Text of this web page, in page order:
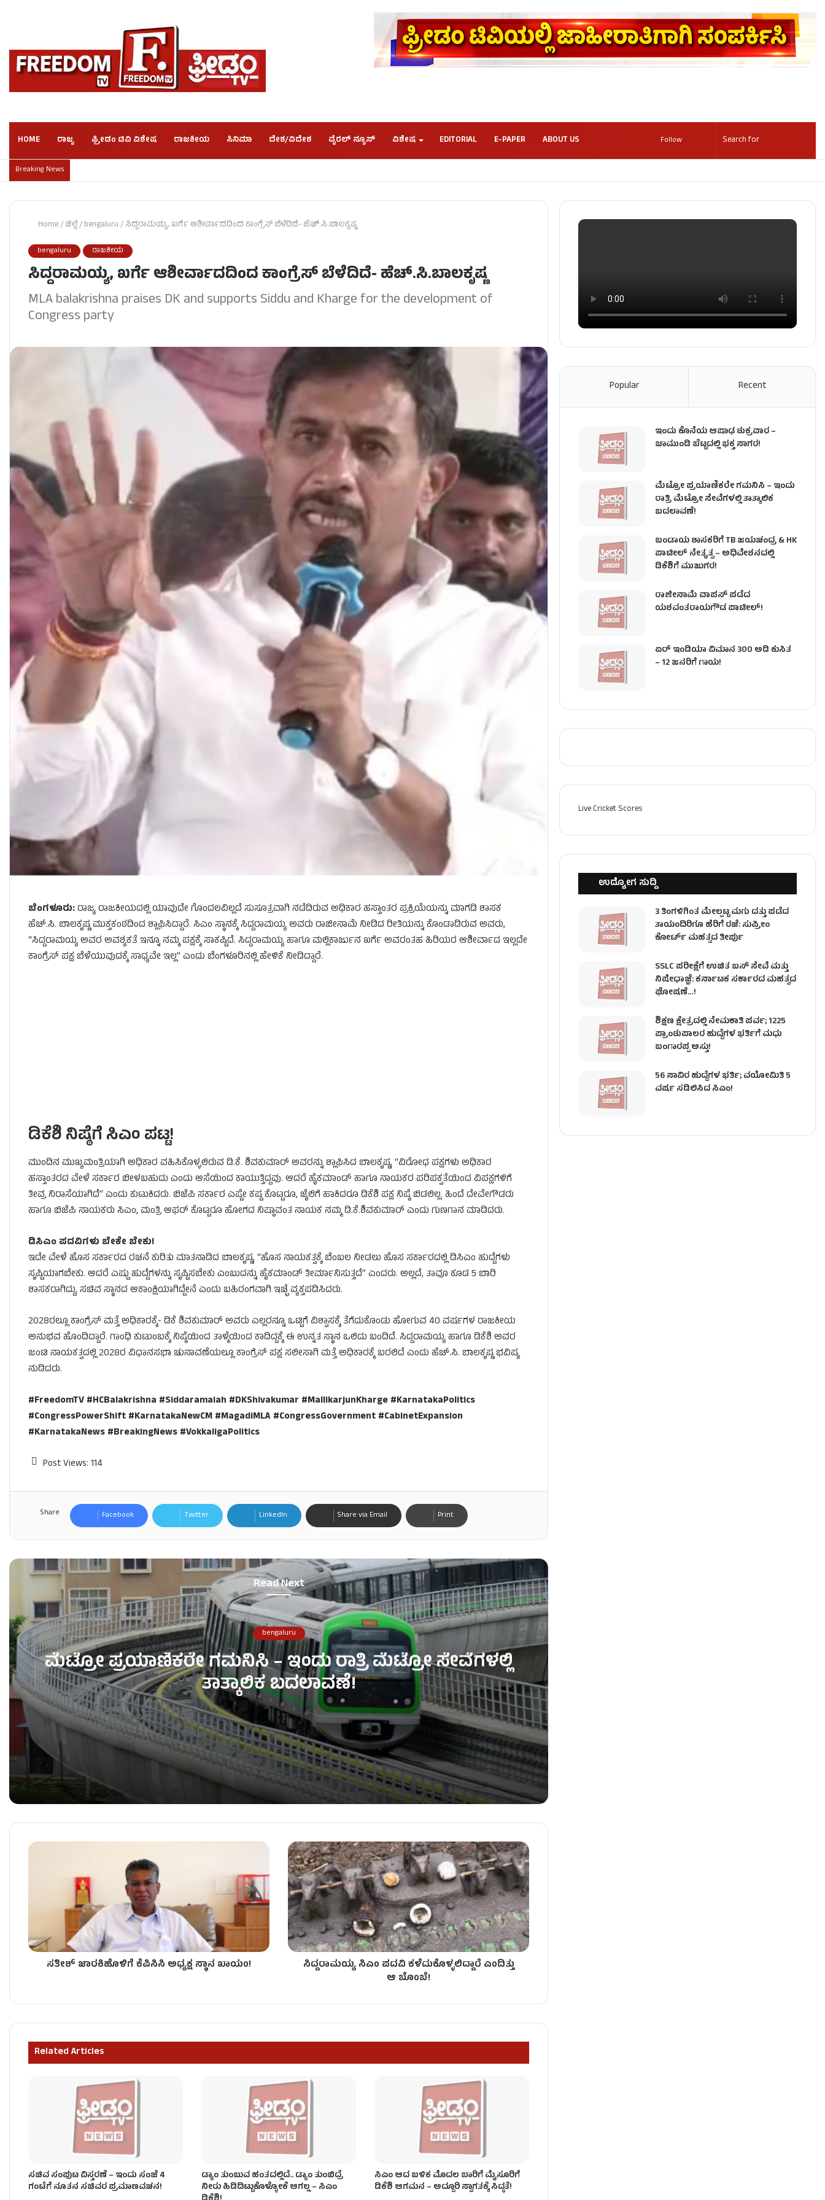
HOME ರಾಜ್ಯ ಫ್ರೀಡಂ ಟಿವಿ ವಿಶೇಷ ರಾಜಕೀಯ ಸಿನಿಮಾ ದೇಶ/ವಿದೇಶ ವೈರಲ್ ನ್ಯೂಸ್ ವಿಶೇಷ EDITORIAL E-PAPER ABOUT US Follow
Breaking News
Home/ಜಿಲ್ಲೆ/bengaluru/ಸಿದ್ದರಾಮಯ್ಯ, ಖರ್ಗೆ ಆಶೀರ್ವಾದದಿಂದ ಕಾಂಗ್ರೆಸ್ ಬೆಳೆದಿದೆ- ಹೆಚ್.ಸಿ.ಬಾಲಕೃಷ್ಣ
bengaluru ರಾಜಕೀಯ
ಸಿದ್ದರಾಮಯ್ಯ, ಖರ್ಗೆ ಆಶೀರ್ವಾದದಿಂದ ಕಾಂಗ್ರೆಸ್ ಬೆಳೆದಿದೆ- ಹೆಚ್.ಸಿ.ಬಾಲಕೃಷ್ಣ
MLA balakrishna praises DK and supports Siddu and Kharge for the development of
Congress party
ಬೆಂಗಳೂರು:ರಾಜ್ಯ ರಾಜಕೀಯದಲ್ಲಿ ಯಾವುದೇ ಗೊಂದಲವಿಲ್ಲದೆ ಸುಸೂತ್ರವಾಗಿ ನಡೆದಿರುವ ಅಧಿಕಾರ ಹಸ್ತಾಂತರ ಪ್ರಕ್ರಿಯೆಯನ್ನು ಮಾಗಡಿ ಶಾಸಕ
ಹೆಚ್.ಸಿ. ಬಾಲಕೃಷ್ಣ ಮುಕ್ತಕಂಠದಿಂದ ಶ್ಲಾಘಿಸಿದ್ದಾರೆ. ಸಿಎಂ ಸ್ಥಾನಕ್ಕೆ ಸಿದ್ದರಾಮಯ್ಯ ಅವರು ರಾಜೀನಾಮೆ ನೀಡಿದ ರೀತಿಯನ್ನು ಕೊಂಡಾಡಿರುವ ಅವರು,
“ಸಿದ್ದರಾಮಯ್ಯ ಅವರ ಅವಶ್ಯಕತೆ ಇನ್ನೂ ನಮ್ಮ ಪಕ್ಷಕ್ಕೆ ಸಾಕಷ್ಟಿದೆ. ಸಿದ್ದರಾಮಯ್ಯ ಹಾಗೂ ಮಲ್ಲಿಕಾರ್ಜುನ ಖರ್ಗೆ ಅವರಂತಹ ಹಿರಿಯರ ಆಶೀರ್ವಾದ ಇಲ್ಲದೇ
ಕಾಂಗ್ರೆಸ್ ಪಕ್ಷ ಬೆಳೆಯುವುದಕ್ಕೆ ಸಾಧ್ಯವೇ ಇಲ್ಲ” ಎಂದು ಬೆಂಗಳೂರಿನಲ್ಲಿ ಹೇಳಿಕೆ ನೀಡಿದ್ದಾರೆ.
ಡಿಕೆಶಿ ನಿಷ್ಠೆಗೆ ಸಿಎಂ ಪಟ್ಟ!
ಮುಂದಿನ ಮುಖ್ಯಮಂತ್ರಿಯಾಗಿ ಅಧಿಕಾರ ವಹಿಸಿಕೊಳ್ಳಲಿರುವ ಡಿ.ಕೆ. ಶಿವಕುಮಾರ್ ಅವರನ್ನು ಶ್ಲಾಘಿಸಿದ ಬಾಲಕೃಷ್ಣ, “ವಿರೋಧ ಪಕ್ಷಗಳು ಅಧಿಕಾರ
ಹಸ್ತಾಂತರದ ವೇಳೆ ಸರ್ಕಾರ ಬೀಳಬಹುದು ಎಂದು ಆಸೆಯಿಂದ ಕಾಯುತ್ತಿದ್ದವು. ಆದರೆ ಹೈಕಮಾಂಡ್ ಹಾಗೂ ನಾಯಕರ ಪರಿಪಕ್ವತೆಯಿಂದ ವಿಪಕ್ಷಗಳಿಗೆ
ತೀವ್ರ ನಿರಾಸೆಯಾಗಿದೆ” ಎಂದು ಕುಟುಕಿದರು. ಬಿಜೆಪಿ ಸರ್ಕಾರ ಎಷ್ಟೇ ಕಷ್ಟ ಕೊಟ್ಟರೂ, ಜೈಲಿಗೆ ಹಾಕಿದರೂ ಡಿಕೆಶಿ ಪಕ್ಷ ನಿಷ್ಠೆ ಬಿಡಲಿಲ್ಲ. ಹಿಂದೆ ದೇವೇಗೌಡರು
ಹಾಗೂ ಬಿಜೆಪಿ ನಾಯಕರು ಸಿಎಂ, ಮಂತ್ರಿ ಆಫರ್ ಕೊಟ್ಟರೂ ಹೋಗದ ನಿಷ್ಠಾವಂತ ನಾಯಕ ನಮ್ಮ ಡಿ.ಕೆ.ಶಿವಕುಮಾರ್ ಎಂದು ಗುಣಗಾನ ಮಾಡಿದರು.
ಡಿಸಿಎಂ ಪದವಿಗಳು ಬೇಕೇ ಬೇಕು!
ಇದೇ ವೇಳೆ ಹೊಸ ಸರ್ಕಾರದ ರಚನೆ ಕುರಿತು ಮಾತನಾಡಿದ ಬಾಲಕೃಷ್ಣ, “ಹೊಸ ನಾಯಕತ್ವಕ್ಕೆ ಬೆಂಬಲ ನೀಡಲು ಹೊಸ ಸರ್ಕಾರದಲ್ಲಿ ಡಿಸಿಎಂ ಹುದ್ದೆಗಳು
ಸೃಷ್ಟಿಯಾಗಬೇಕು. ಆದರೆ ಎಷ್ಟು ಹುದ್ದೆಗಳನ್ನು ಸೃಷ್ಟಿಸಬೇಕು ಎಂಬುದನ್ನು ಹೈಕಮಾಂಡ್ ತೀರ್ಮಾನಿಸುತ್ತದೆ” ಎಂದರು. ಅಲ್ಲದೆ, ತಾವೂ ಕೂಡ 5 ಬಾರಿ
ಶಾಸಕರಾಗಿದ್ದು, ಸಚಿವ ಸ್ಥಾನದ ಆಕಾಂಕ್ಷಿಯಾಗಿದ್ದೇನೆ ಎಂದು ಬಹಿರಂಗವಾಗಿ ಇಚ್ಛೆ ವ್ಯಕ್ತಪಡಿಸಿದರು.
2028ರಲ್ಲೂ ಕಾಂಗ್ರೆಸ್ ಮತ್ತೆ ಅಧಿಕಾರಕ್ಕೆ- ಡಿಕೆ ಶಿವಕುಮಾರ್ ಅವರು ಎಲ್ಲರನ್ನೂ ಒಟ್ಟಿಗೆ ವಿಶ್ವಾಸಕ್ಕೆ ತೆಗೆದುಕೊಂಡು ಹೋಗುವ 40 ವರ್ಷಗಳ ರಾಜಕೀಯ
ಅನುಭವ ಹೊಂದಿದ್ದಾರೆ. ಗಾಂಧಿ ಕುಟುಂಬಕ್ಕೆ ನಿಷ್ಠೆಯಿಂದ ತಾಳ್ಮೆಯಿಂದ ಕಾದಿದ್ದಕ್ಕೆ ಈ ಉನ್ನತ ಸ್ಥಾನ ಒಲಿದು ಬಂದಿದೆ. ಸಿದ್ದರಾಮಯ್ಯ ಹಾಗೂ ಡಿಕೆಶಿ ಅವರ
ಜಂಟಿ ನಾಯಕತ್ವದಲ್ಲಿ 2028ರ ವಿಧಾನಸಭಾ ಚುನಾವಣೆಯಲ್ಲೂ ಕಾಂಗ್ರೆಸ್ ಪಕ್ಷ ಸಲೀಸಾಗಿ ಮತ್ತೆ ಅಧಿಕಾರಕ್ಕೆ ಬರಲಿದೆ ಎಂದು ಹೆಚ್.ಸಿ. ಬಾಲಕೃಷ್ಣ ಭವಿಷ್ಯ
ನುಡಿದರು.
#FreedomTV #HCBalakrishna #Siddaramaiah #DKShivakumar #MallikarjunKharge #KarnatakaPolitics
#CongressPowerShift #KarnatakaNewCM #MagadiMLA #CongressGovernment #CabinetExpansion
#KarnatakaNews #BreakingNews #VokkaligaPolitics
Post Views: 114
Share Facebook Twitter LinkedIn Share via Email Print
Read Next
bengaluru
ಮೆಟ್ರೋ ಪ್ರಯಾಣಿಕರೇ ಗಮನಿಸಿ – ಇಂದು ರಾತ್ರಿ ಮೆಟ್ರೋ ಸೇವೆಗಳಲ್ಲಿ
ತಾತ್ಕಾಲಿಕ ಬದಲಾವಣೆ!
ಮೆಟ್ರೋ ಪ್ರಯಾಣಿಕರೇ ಗಮನಿಸಿ – ಇಂದು ರಾತ್ರಿ ಮೆಟ್ರೋ ಸೇವೆಗಳಲ್ಲಿ ತಾತ್ಕಾಲಿಕ ಬದಲಾವಣೆ!
ʻಕೈʼ​ ಪಾಳಯದಲ್ಲಿ ಬಂಡಾಯದ ರೋಷಾಗ್ನಿ – KPCC ಕಚೇರಿ ಎದುರು ಕಾರ್ಯಕರ್ತರ ಹೈಡ್ರಾಮಾ!
ಶಾಸಕರು ರಾಜೀನಾಮೆ ಕೊಟ್ಟರೆ ತಕ್ಷಣವೇ ಅಂಗೀಕಾರ – ಸಿಎಂ ಡಿ.ಕೆ.ಶಿವಕುಮಾರ್ ಖಡಕ್ ವಾರ್ನಿಂಗ್!
ಸಂಪುಟ ವಿಸ್ತರಣೆ ಬೆನ್ನಲ್ಲೇ ʻಕೈʼ ಪಾಳಯದಲ್ಲಿ ಭುಗಿಲೆದ್ದ ಬಂಡಾಯ!
ಸತೀಶ್ ಜಾರಕಿಹೊಳಿಗೆ ಕೆಪಿಸಿಸಿ ಅಧ್ಯಕ್ಷ ಸ್ಥಾನ ಖಾಯಂ!
ಸಿದ್ದರಾಮಯ್ಯ ಸಿಎಂ ಪದವಿ ಕಳೆದುಕೊಳ್ಳಲಿದ್ದಾರೆ ಎಂದಿತ್ತು
ಆ ಬೊಂಬೆ!
Related Articles
ಸಚಿವ ಸಂಪುಟ ವಿಸ್ತರಣೆ – ಇಂದು ಸಂಜೆ 4
ಗಂಟೆಗೆ ನೂತನ ಸಚಿವರ ಪ್ರಮಾಣವಚನ!
ಡ್ಯಾಂ ತುಂಬುವ ಹಂತದಲ್ಲಿದೆ.. ಡ್ಯಾಂ ತುಂಬಿದ್ರೆ
ನೀರು ಹಿಡಿದಿಟ್ಟುಕೊಳ್ಳೋಕೆ ಆಗಲ್ಲ – ಸಿಎಂ
ಸಿಎಂ ಆದ ಬಳಿಕ ಮೊದಲ ಬಾರಿಗೆ ಮೈಸೂರಿಗೆ
ಡಿಕೆಶಿ ಆಗಮನ – ಅದ್ದೂರಿ ಸ್ವಾಗತಕ್ಕೆ ಸಿದ್ಧತೆ!
Popular Recent
ಇಂದು ಕೊನೆಯ ಆಷಾಢ ಶುಕ್ರವಾರ –
ಚಾಮುಂಡಿ ಬೆಟ್ಟದಲ್ಲಿ ಭಕ್ತ ಸಾಗರ!
ಮೆಟ್ರೋ ಪ್ರಯಾಣಿಕರೇ ಗಮನಿಸಿ – ಇಂದು
ರಾತ್ರಿ ಮೆಟ್ರೋ ಸೇವೆಗಳಲ್ಲಿ ತಾತ್ಕಾಲಿಕ
ಬದಲಾವಣೆ!
ಬಂಡಾಯ ಶಾಸಕರಿಗೆ TB ಜಯಚಂದ್ರ & HK
ಪಾಟೀಲ್ ನೇತೃತ್ವ – ಅಧಿವೇಶನದಲ್ಲಿ
ಡಿಕೆಶಿಗೆ ಮುಜುಗರ!
ರಾಜೀನಾಮೆ ವಾಪಸ್ ಪಡೆದ
ಯಶವಂತರಾಯಗೌಡ ಪಾಟೀಲ್‌!
ಏರ್ ಇಂಡಿಯಾ ವಿಮಾನ 300 ಅಡಿ ಕುಸಿತ
– 12 ಜನರಿಗೆ ಗಾಯ!
Live Cricket Scores
ಉದ್ಯೋಗ ಸುದ್ದಿ
3 ತಿಂಗಳಿಗಿಂತ ಮೇಲ್ಪಟ್ಟ ಮಗು ದತ್ತು ಪಡೆದ
ತಾಯಂದಿರಿಗೂ ಹೆರಿಗೆ ರಜೆ: ಸುಪ್ರೀಂ
ಕೋರ್ಟ್ ಮಹತ್ವದ ತೀರ್ಪು
SSLC ಪರೀಕ್ಷೆಗೆ ಉಚಿತ ಬಸ್ ಸೇವೆ ಮತ್ತು
ನಿಷೇಧಾಜ್ಞೆ: ಕರ್ನಾಟಕ ಸರ್ಕಾರದ ಮಹತ್ವದ
ಘೋಷಣೆ…!
ಶಿಕ್ಷಣ ಕ್ಷೇತ್ರದಲ್ಲಿ ನೇಮಕಾತಿ ಪರ್ವ; 1225
ಪ್ರಾಂಶುಪಾಲರ ಹುದ್ದೆಗಳ ಭರ್ತಿಗೆ ಮಧು
ಬಂಗಾರಪ್ಪ ಅಸ್ತು!
56 ಸಾವಿರ ಹುದ್ದೆಗಳ ಭರ್ತಿ; ವಯೋಮಿತಿ 5
ವರ್ಷ ಸಡಿಲಿಸಿದ ಸಿಎಂ!